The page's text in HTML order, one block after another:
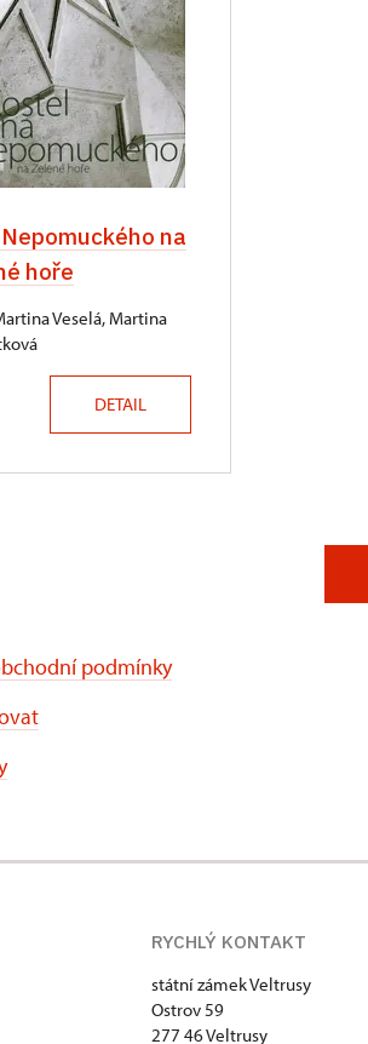
na
hoře
Veselá, Martina
DETAIL
podmínky
RYCHLÝ KONTAKT
státní zámek Veltrusy
Ostrov 59
277 46 Veltrusy